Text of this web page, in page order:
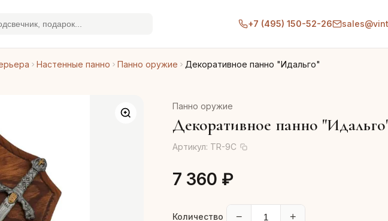
+7 (495) 150-52-26
Настенные панно Панно оружие Декоративное панно "Идальго"
Панно оружие
Декоративное панно
Артикул: TR-9C
7 360 ₽
Количество − +